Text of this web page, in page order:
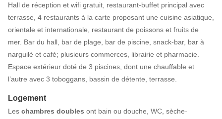
Hall de réception et wifi gratuit, restaurant-buffet principal avec
terrasse, 4 restaurants à la carte proposant une cuisine asiatique,
orientale et internationale, restaurant de poissons et fruits de
mer. Bar du hall, bar de plage, bar de piscine, snack-bar, bar à
narguilé et café; plusieurs commerces, librairie et pharmacie.
Espace extérieur doté de 3 piscines, dont une chauffable et
l’autre avec 3 toboggans, bassin de détente, terrasse.
Logement
Les chambres doubles ont bain ou douche, WC, sèche-